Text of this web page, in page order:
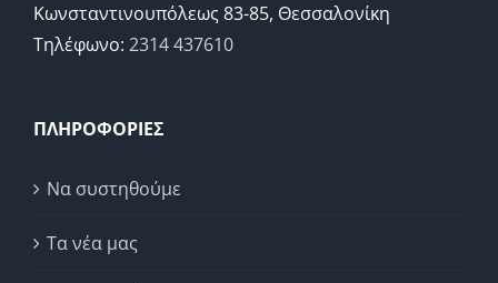
Κωνσταντινουπόλεως 83-85, Θεσσαλονίκη
Τηλέφωνο: 2314 437610
ΠΛΗΡΟΦΟΡΙΕΣ
Να συστηθούμε
Τα νέα μας